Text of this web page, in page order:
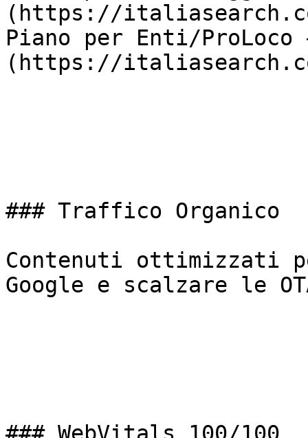
(https://
Piano per Enti/
(https://
### Traffico Organico
Contenuti ottimizzati
Google e scalzare le